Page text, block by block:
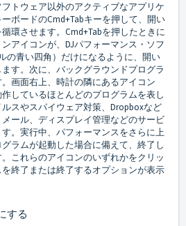
トウェア以外のアクティブなアプリケ
ボードのCmd+Tabキーを押して、開い
環させます。Cmd+Tabを押したときに
アイコンが、DJパフォーマンス・ソフ
の青い四角）だけになるように、開い
す。次に、バックグラウンドプログラ
画面右上、時計の隣にあるアイコン
しているほとんどのプログラムを表し
スやスパイウェア対策、Dropboxなど
ール、ディスプレイ管理などのサービ
。実行中、パフォーマンスをさらに上
ラムが起動した場合に備えて、終了し
これらのアイコンのいずれかをクリッ
終了または終了するオプションが表示
する